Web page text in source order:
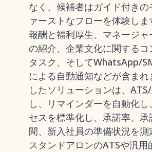
なく、候補者はガイド付きの
ァーストなフローを体験し
報酬と福利厚生、マネージャ
の紹介、企業文化に関するコ
タスク、そしてWhatsApp/
による自動通知などが含まれ
したソリューションは、
し、リマインダーを自動化し
セスを標準化し、承諾率、
間、新入社員の準備状況を測
スタンドアロンのATSや汎用